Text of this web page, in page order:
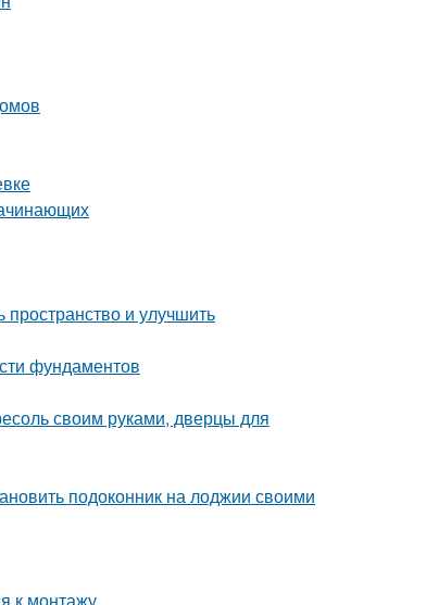
и улучшить
фундаментов
своим руками, дверцы для
подоконник на лоджии своими